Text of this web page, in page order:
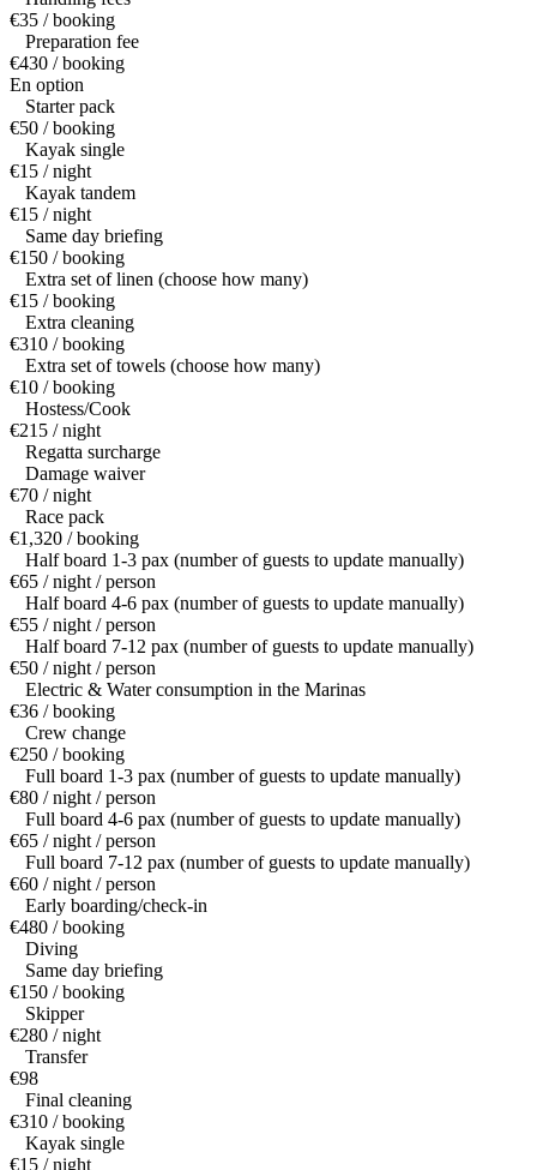
€35 / booking
Preparation fee
€430 / booking
En option
Starter pack
€50 / booking
Kayak single
€15 / night
Kayak tandem
€15 / night
Same day briefing
€150 / booking
Extra set of linen (choose how many)
€15 / booking
Extra cleaning
€310 / booking
Extra set of towels (choose how many)
€10 / booking
Hostess/Cook
€215 / night
Regatta surcharge
Damage waiver
€70 / night
Race pack
€1,320 / booking
Half board 1-3 pax (number of guests to update manually)
€65 / night / person
Half board 4-6 pax (number of guests to update manually)
€55 / night / person
Half board 7-12 pax (number of guests to update manually)
€50 / night / person
Electric & Water consumption in the Marinas
€36 / booking
Crew change
€250 / booking
Full board 1-3 pax (number of guests to update manually)
€80 / night / person
Full board 4-6 pax (number of guests to update manually)
€65 / night / person
Full board 7-12 pax (number of guests to update manually)
€60 / night / person
Early boarding/check-in
€480 / booking
Diving
Same day briefing
€150 / booking
Skipper
€280 / night
Transfer
€98
Final cleaning
€310 / booking
Kayak single
€15 / night